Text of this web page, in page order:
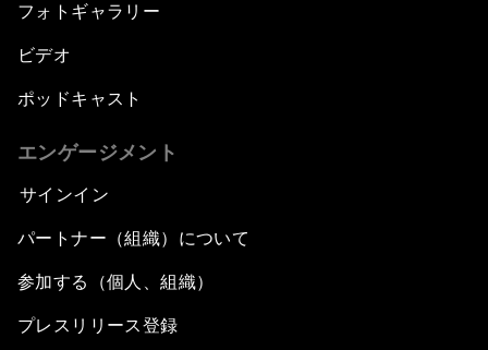
フォトギャラリー
ビデオ
ポッドキャスト
エンゲージメント
サインイン
パートナー（組織）について
参加する（個人、組織）
プレスリリース登録